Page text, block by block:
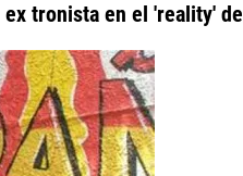
ex tronistaen el 'reality' de